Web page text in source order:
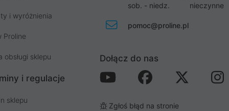
i wyróżnienia
Proline
obsługi sklepu
i regulacje
sklepu
sob. - niedz.
nieczynne
pomoc@proline.pl
Dołącz do nas
Zgłoś błąd na stronie